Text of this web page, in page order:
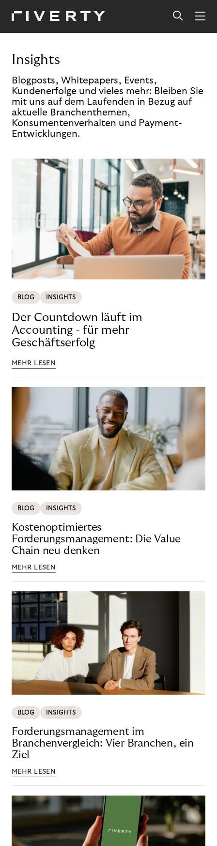
Insights
Blogposts, Whitepapers, Events,
Kundenerfolge und vieles mehr: Bleiben Sie
mit uns auf dem Laufenden in Bezug auf
aktuelle Branchenthemen,
Konsumentenverhalten und Payment-
Entwicklungen.
BLOG INSIGHTS
Der Countdown läuft im
Accounting - für mehr
Geschäftserfolg
MEHR LESEN
BLOG INSIGHTS
Kostenoptimiertes
Forderungsmanagement: Die Value
Chain neu denken
MEHR LESEN
BLOG INSIGHTS
Forderungsmanagement im
Branchenvergleich: Vier Branchen, ein
Ziel
MEHR LESEN